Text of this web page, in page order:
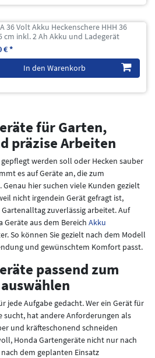
36 Volt Akku Heckenschere HHH 36
cm inkl. 2 Ah Akku und Ladegerät
€ *
In den Warenkorb
für Garten,
präzise Arbeiten
werden soll oder Hecken sauber
es auf Geräte an, die zum
hier suchen viele Kunden gezielt
nicht irgendein Gerät gefragt ist,
zuverlässig arbeitet. Auf
Geräte aus dem Bereich Akku
So können Sie gezielt nach dem Modell
und gewünschtem Komfort passt.
passend zum
jede Aufgabe gedacht. Wer ein Gerät für
sucht, hat andere Anforderungen als
und kräfteschonend schneiden
Honda Gartengeräte nicht nur nach
dem geplanten Einsatz